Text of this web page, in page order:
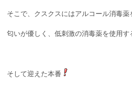
そこで、クスクスにはアルコール消毒薬
匂いが優しく、低刺激の消毒薬を使用す
そして迎えた本番